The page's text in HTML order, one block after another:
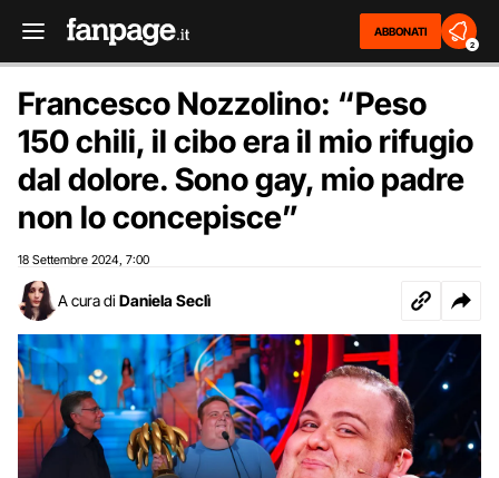
ABBONATI
2
Francesco Nozzolino: “Peso
150 chili, il cibo era il mio rifugio
dal dolore. Sono gay, mio padre
non lo concepisce”
18 Settembre 2024 7:00
A cura di Daniela Seclì